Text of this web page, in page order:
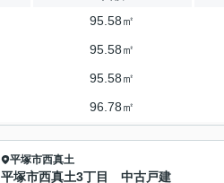
95.58㎡
95.58㎡
95.58㎡
96.78㎡
平塚市西真土
平塚市西真土3丁目 中古戸建